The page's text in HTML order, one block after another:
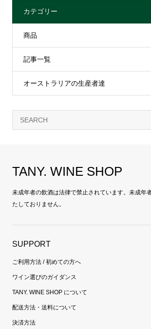
カテゴリー
商品
記事一覧
オーストラリアの生産者達
TANY. WINE SHOP
未成年者の飲酒は法律で禁止されています。未成年
たしておりません。
SUPPORT
ご利用方法 / 初めての方へ
ワイン選びのガイダンス
TANY. WINE SHOP について
配送方法・送料について
決済方法